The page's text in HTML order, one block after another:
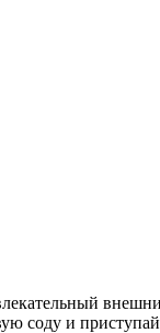
соду и